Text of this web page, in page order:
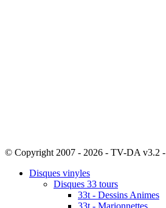
© Copyright 2007 - 2026 - TV-DA v3.2 -
Disques vinyles
Disques 33 tours
33t - Dessins Animes
33t - Marionnettes